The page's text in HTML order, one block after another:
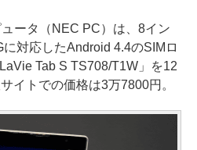
ータ（NEC PC）は、8イン
対応したAndroid 4.4のSIMロ
Tab S TS708/T1W」を12
イトでの価格は3万7800円。